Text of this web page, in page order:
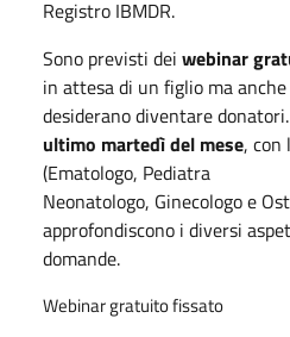
Registro IBMDR.
Sono previsti dei webinar
in attesa di un figlio ma
desiderano diventare
ultimo martedì del mese, con
(Ematologo, Pediatra
Neonatologo, Ginecologo e
approfondiscono i diversi
domande.
Webinar gratuito fissato